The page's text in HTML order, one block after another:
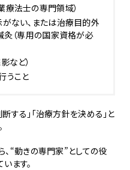
療法士の専門領域）
ない、または治療目的外
灸（専用の国家資格が必
など）
うこと
する」「治療方針を決める」と
“動きの専門家”としての役
ます。